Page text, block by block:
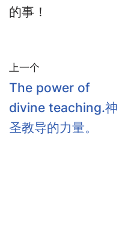
的事！
上一个
The power of
divine teaching.神
圣教导的力量。